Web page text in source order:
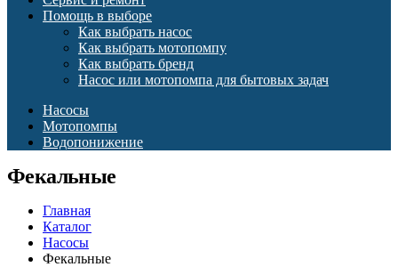
Помощь в выборе
Как выбрать насос
Как выбрать мотопомпу
Как выбрать бренд
Насос или мотопомпа для бытовых задач
Насосы
Мотопомпы
Водопонижение
Фекальные
Главная
Каталог
Насосы
Фекальные